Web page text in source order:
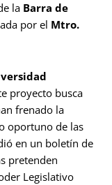
la Barra de
por el Mtro.
proyecto busca
frenado la
oportuno de las
en un boletín de
pretenden
Legislativo